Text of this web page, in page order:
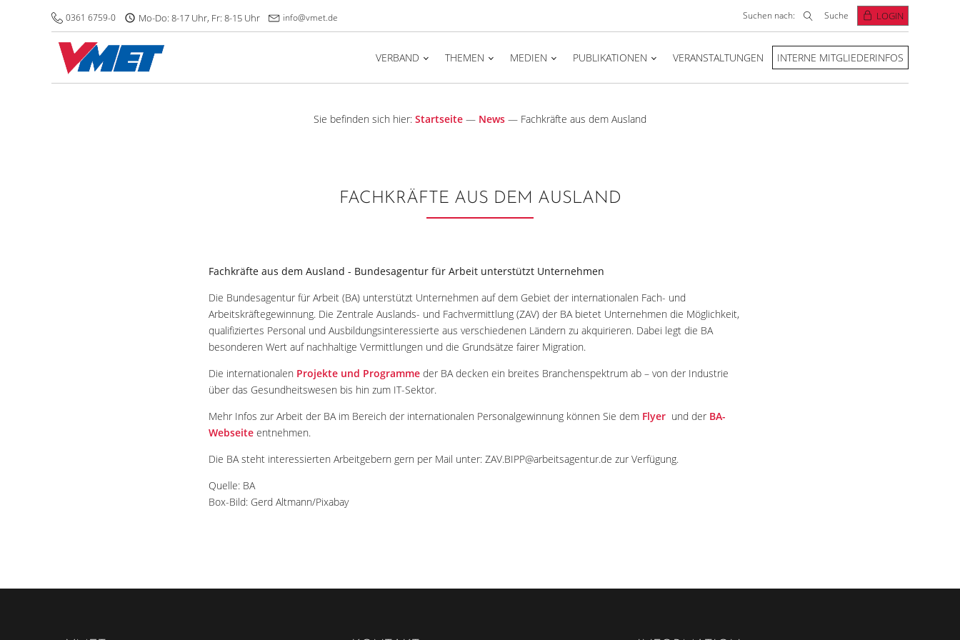
0361 6759-0 Mo-Do: 8-17 Uhr, Fr: 8-15 Uhr info@vmet.de Suchen nach: Suche LOGIN
VERBAND THEMEN MEDIEN PUBLIKATIONEN VERANSTALTUNGEN INTERNE MITGLIEDERINFOS
Sie befinden sich hier: Startseite — News — Fachkräfte aus dem Ausland
FACHKRÄFTE AUS DEM AUSLAND
Fachkräfte aus dem Ausland - Bundesagentur für Arbeit unterstützt Unternehmen
Die Bundesagentur für Arbeit (BA) unterstützt Unternehmen auf dem Gebiet der internationalen Fach- und
Arbeitskräftegewinnung. Die Zentrale Auslands- und Fachvermittlung (ZAV) der BA bietet Unternehmen die Möglichkeit,
qualifiziertes Personal und Ausbildungsinteressierte aus verschiedenen Ländern zu akquirieren. Dabei legt die BA
besonderen Wert auf nachhaltige Vermittlungen und die Grundsätze fairer Migration.
Die internationalen Projekte und Programme der BA decken ein breites Branchenspektrum ab – von der Industrie
über das Gesundheitswesen bis hin zum IT-Sektor.
Mehr Infos zur Arbeit der BA im Bereich der internationalen Personalgewinnung können Sie dem Flyer und der BA-
Webseite entnehmen.
Die BA steht interessierten Arbeitgebern gern per Mail unter: ZAV.BIPP@arbeitsagentur.de zur Verfügung.
Quelle: BA
Box-Bild: Gerd Altmann/Pixabay